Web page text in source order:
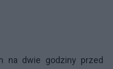
na dwie godziny przed